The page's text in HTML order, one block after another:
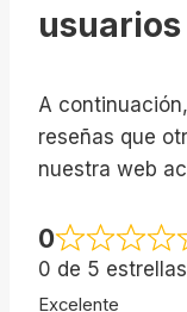
A
reseñas que
nuestra web
0
0 de 5
Excelente